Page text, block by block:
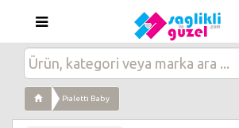
Pialetti Baby